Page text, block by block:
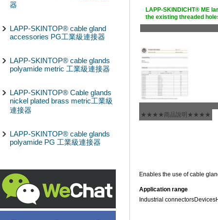
器
LAPP-SKINTOP® cable gland
accessories PG工業級連接器
LAPP-SKINTOP® cable glands
polyamide metric 工業級連接器
LAPP-SKINTOP® Cable glands
nickel plated brass metric工業級
連接器
LAPP-SKINTOP® cable glands
polyamide PG 工業級連接器
LAPP-SKINDICHT® ME
the existing threaded
★★★★商品說明★★★★
Enables the use of cable
Application range
Industrial connectorsDevices